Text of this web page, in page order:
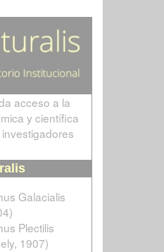
acceso a la
y científica
Galacialis
Plectilis
1907)